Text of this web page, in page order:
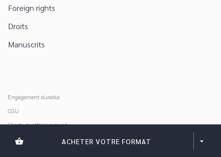
shopping_basket ACHETER VOTRE FORMAT arrow_drop_down
Foreign rights
Droits
Manuscrits
Engagement durable
CGU
Charte de référencement
Données personnelles